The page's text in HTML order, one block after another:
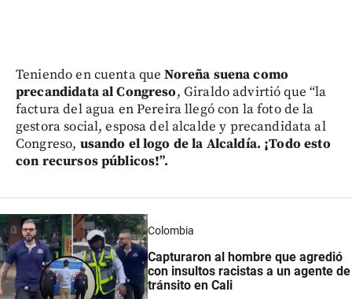
Teniendo en cuenta queNoreña suena como
precandidata al Congreso, Giraldo advirtió que “la
factura del agua en Pereira llegó con la foto de la
gestora social, esposa del alcalde y precandidata al
Congreso, usando el logo de la Alcaldía. ¡Todo esto
con recursos públicos!”.
Colombia
Capturaron al hombre que agredió
con insultos racistas a un agente de
tránsito en Cali